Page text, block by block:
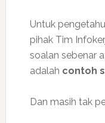
Untuk
pihak Tim
soalan sebenar
adalah contoh
Dan masih tak